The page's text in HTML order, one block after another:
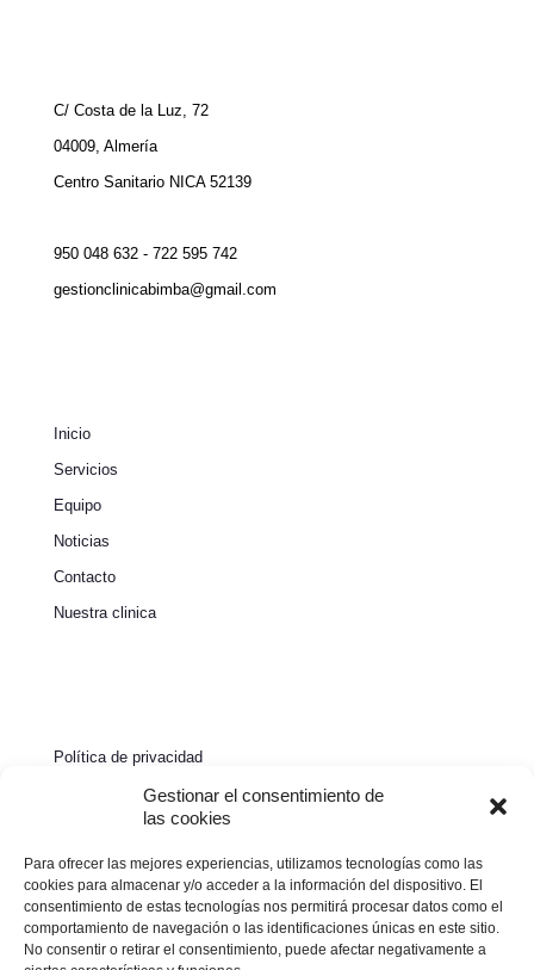
Gestionar el consentimiento de
las cookies
Para ofrecer las mejores experiencias, utilizamos tecnologías como las
cookies para almacenar y/o acceder a la información del dispositivo. El
consentimiento de estas tecnologías nos permitirá procesar datos como el
comportamiento de navegación o las identificaciones únicas en este sitio.
No consentir o retirar el consentimiento, puede afectar negativamente a
C/ Costa de la Luz, 72
04009, Almería
Centro Sanitario NICA 52139
950 048 632 - 722 595 742
gestionclinicabimba@gmail.com
Inicio
Servicios
Equipo
Noticias
Contacto
Nuestra clinica
Política de privacidad
Política de cookies
Declaración de accesibilidad